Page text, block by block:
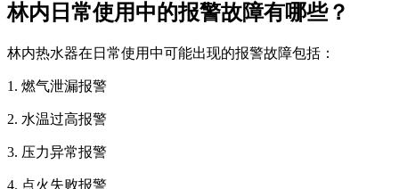
林内日常使用中的报警故障有哪些？
林内热水器在日常使用中可能出现的报警故障包括：
1. 燃气泄漏报警
2. 水温过高报警
3. 压力异常报警
4. 点火失败报警